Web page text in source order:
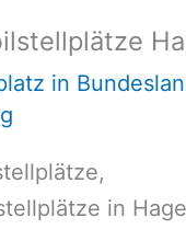
in
in